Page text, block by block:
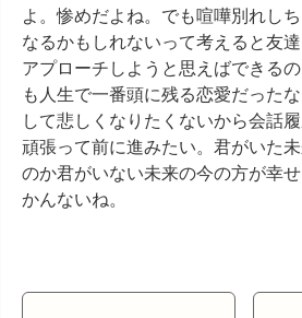
よ。惨めだよね。でも喧嘩別れし
なるかもしれないって考えると友
アプローチしようと思えばできる
も人生で一番頭に残る恋愛だった
して悲しくなりたくないから会話
頑張って前に進みたい。君がいた
のか君がいない未来の今の方が幸
かんないね。